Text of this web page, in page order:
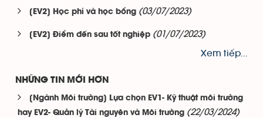
[EV2] Học phí và học bổng (03/07/2023)
[EV2] Điểm đến sau tốt nghiệp (01/07/2023)
Xem tiếp...
NHỮNG TIN MỚI HƠN
[Ngành Môi trường] Lựa chọn EV1- Kỹ thuật môi trường
hay EV2- Quản lý Tài nguyên và Môi trường (22/03/2024)